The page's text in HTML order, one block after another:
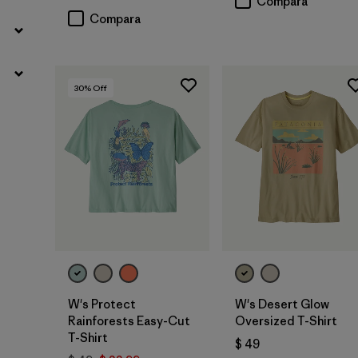
Compara
30% Off
W's Protect
Rainforests Easy-Cut
T-Shirt
W's Desert Glow
Oversized T-Shirt
$ 49